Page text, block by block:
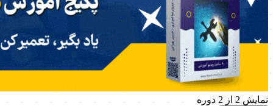
نمایش2 از 2 دوره